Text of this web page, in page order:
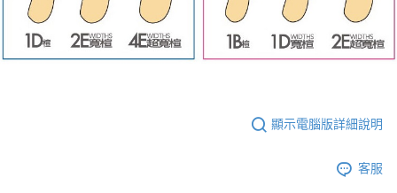
顯示電腦版詳細說明
客服